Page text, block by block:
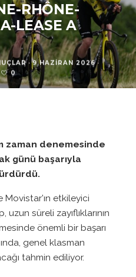
RHÔNE-
LEASE A
· 9 HAZIRAN 2026 ·
0
zaman denemesinde
günü başarıyla
etkileyici
süreli zayıflıklarının
önemli bir başarı
genel klasman
tahmin ediliyor.